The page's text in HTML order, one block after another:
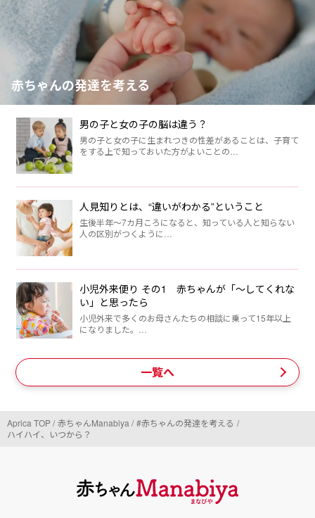
赤ちゃんの発達を考える
男の子と女の子の脳は違う？
男の子と女の子に生まれつきの性差があることは、子育て
をする上で知っておいた方がよいことの…
人見知りとは、“違いがわかる”ということ
生後半年～7カ月ころになると、知っている人と知らない
人の区別がつくように…
小児外来便り その1 赤ちゃんが「～してくれな
い」と思ったら
小児外来で多くのお母さんたちの相談に乗って15年以上
になりました。…
一覧へ
Aprica TOP 赤ちゃんManabiya
#赤ちゃんの発達を考える
ハイハイ、いつから？